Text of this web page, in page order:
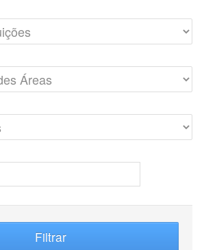
Filtrar